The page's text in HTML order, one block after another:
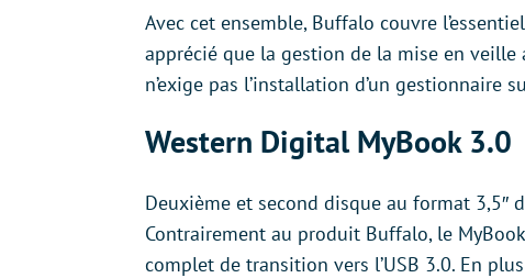
Avec cet ensemble, Buffalo couvre
apprécié que la gestion de la mise en
n’exige pas l’installation d’un gestionnaire
Western Digital MyBook 3.0
Deuxième et second disque au format 3,5″
Contrairement au produit Buffalo, le
complet de transition vers l’USB 3.0. En